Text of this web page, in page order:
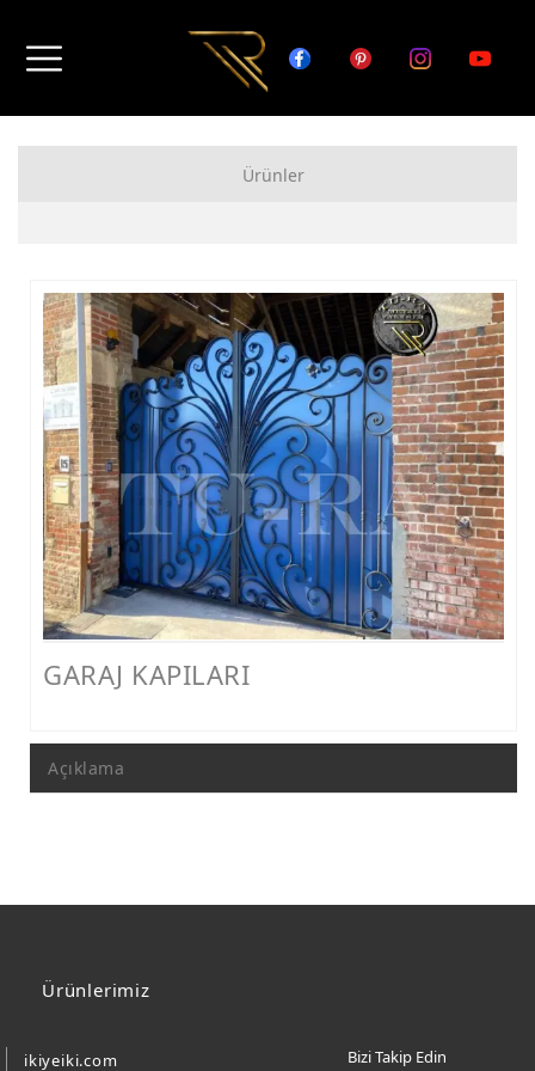
Ürünler
FERFORJE GARAJ KAPISI MODELLERİ
FERFORJE DUVAR ÜSTÜ KORKULUK MODELLERİ
FERFORJE BALKON KORKULUK MODELLERİ
FERFORJE MERDİVEN KORKULUK MODELLERİ
DEMİR MERDİVEN MODELLERİ
FERFORJE PERGOLA & FERFORJE SUNDURMA
FERFORJE ÇARDAK VE KAMELYA MODELLERİ
METAL SEHPA VE DRESUAR MODELLERİ
GARAJ KAPILARI
Açıklama
Ürünlerimiz
ikiyeiki.com Bizi Takip Edin